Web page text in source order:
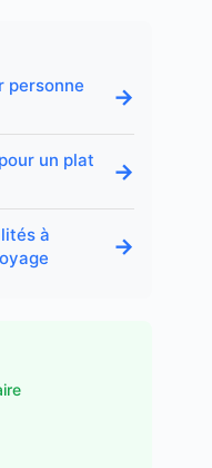
personne
→
un plat
→
à
→